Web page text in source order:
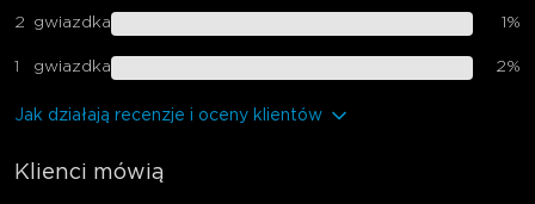
2 gwiazdka 1 %
1 gwiazdka 2%
Jak działają recenzje i oceny klientów
Klienci mówią